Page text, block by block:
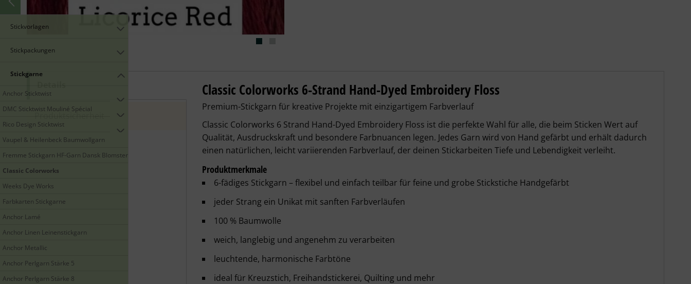
Stickvorlagen
Stickpackungen
Stickgarne
Anchor Sticktwist
DMC Sticktwist Mouliné Spécial
Rico Design Sticktwist
Vaupel & Heilenbeck Baumwollgarn
Fremme Stickgarn HF-Garn Dansk Blomstergarn
Classic Colorworks
Weeks Dye Works
Farbkarten Stickgarne
Anchor Lamé
Anchor Linen Leinenstickgarn
Anchor Metallic
Anchor Perlgarn Stärke 5
Anchor Perlgarn Stärke 8
Produktsicherheit
Classic Colorworks - Licorice Red – Details
Classic Colorworks 6-Strand Hand-Dyed Embroidery Floss
Premium-Stickgarn für kreative Projekte mit einzigartigem Farbverlauf
Classic Colorworks 6 Strand Hand-Dyed Embroidery Floss ist die perfekte Wahl für alle, die beim Sticken Wert auf
Qualität, Ausdruckskraft und besondere Farbnuancen legen. Jedes Garn wird von Hand gefärbt und erhält dadurch
einen natürlichen, leicht variierenden Farbverlauf, der deinen Stickarbeiten Tiefe und Lebendigkeit verleiht.
Produktmerkmale
6-fädiges Stickgarn – flexibel und einfach teilbar für feine und grobe Stickstiche Handgefärbt
jeder Strang ein Unikat mit sanften Farbverläufen
100 % Baumwolle
weich, langlebig und angenehm zu verarbeiten
leuchtende, harmonische Farbtöne
ideal für Kreuzstich, Freihandstickerei, Quilting und mehr